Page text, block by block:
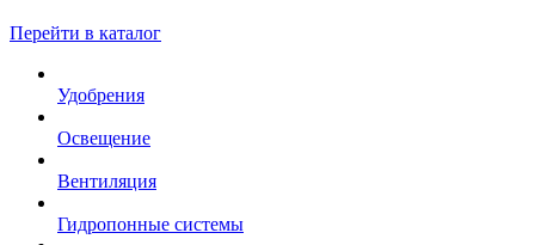
Перейти в каталог
Удобрения
Освещение
Вентиляция
Гидропонные системы